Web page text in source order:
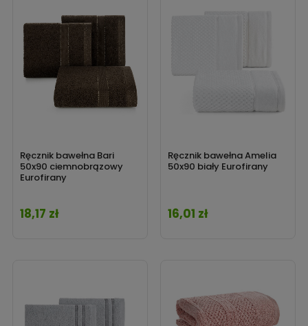
Ręcznik bawełna Bari
50x90 ciemnobrązowy
Eurofirany
Cena
18,17 zł
Ręcznik bawełna Amelia
50x90 biały Eurofirany
Cena
16,01 zł